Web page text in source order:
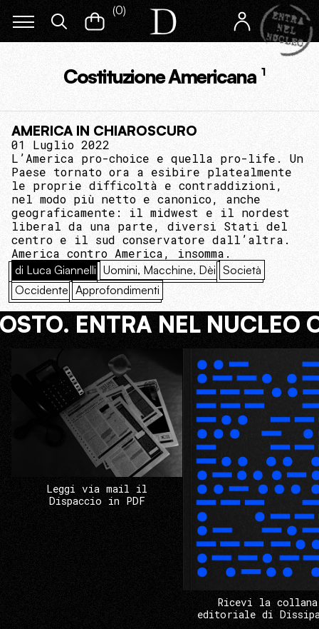
(0)
Costituzione Americana 1
AMERICA IN CHIAROSCURO
01 Luglio 2022
L’America pro-choice e quella pro-life. Un
Paese tornato ora a esibire platealmente
le proprie difficoltà e contraddizioni,
nel modo più netto e canonico, anche
geograficamente: il midwest e il nordest
liberal da una parte, diversi Stati del
centro e il sud conservatore dall’altra.
America contro America, insomma.
di Luca Giannelli Uomini, Macchine, Dèi Società
Occidente Approfondimenti
ENTRA NEL NUCLEO
Leggi via mail il
Dispaccio in PDF
Ricevi la collana
editoriale di